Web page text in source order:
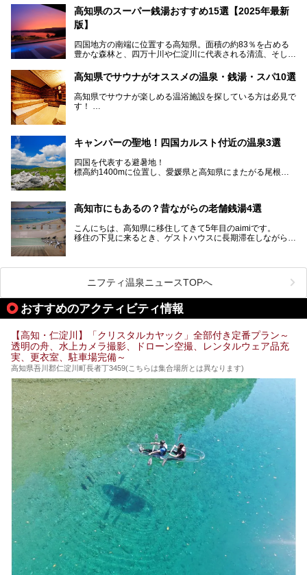
高知県のスーパー銭湯おすすめ15選【2025年最新
版】
四国地方の南端に位置する高知県。面積の約83％を占める
豊かな森林と、四万十川や仁淀川に代表される清流、そして
魅力がぎゅっと詰まった県です。
高知県はまた、カツオのたたきをはじめとする海産物や清流
で育つ川魚、大皿にごちそうがどっさり盛られた皿鉢料理、
柚子などの柑橘類、地酒といったグルメが充実していること
でも知られます。ここでは、温泉とあわせて自然の景観やグ
高知県でサウナがオススメの温泉・銭湯・スパ10選
高知県でサウナが楽しめる温浴施設を探している方は必見で
す！
ぜひこれを読んで高知のサウナ探しの参考してくださいね！
キャンパーの聖地！四国カルスト付近の温泉3選
四国を代表する避暑地！
標高約1400mに位置し、愛媛県と高知県にまたがる尾根沿
が見れる場所。
帰り温泉（お風呂）がありません。
中でもライターおすすめの３つの温泉をご紹介します。
などが問題なければ、温泉に入ってから向かうことをオスス
メします。
なぜなら最寄り温泉でも車で４０分、山を降りていかねばな
りませんからね…！！
もしくは、翌日キャンプ帰りに立ち寄るのもおすすめです。
それでは見ていきましょう。
高知市にもあるの？昔ながらの老舗銭湯4選
こんにちは、高知県に移住してきて5年目のaimiです。
移住の下見に来るとき、ゲストハウスに長期滞在しながら観
高知市というと、高知県の人口の半分が集まっているにぎや
かなイメージがある方も多いかと思いますが、昔ながらの老
舗銭湯がけっこうな数あるのですよ。
規模は小さいながら、元気に営業中なので観光がてら訪問し
てみてはいかがでしょう？
Kですよ♪
それではチェックしてきましょう♪
ニフティ温泉ニュースTOPへ
おすすめのアクティビティ情報
【高知・仁淀川】「クリスタルカヤック」全部付き定番プラン～
透明の舟、水上カメラ撮影、ドローン空撮、レンタルウェア品充
実、更衣室、駐車場完備～
高知県吾川郡仁淀川町長者丁3459(こちらは集合場所とは異なります)